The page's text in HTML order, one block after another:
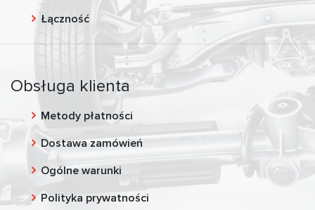
Łączność
Obsługa klienta
Metody płatności
Dostawa zamówień
Ogólne warunki
Polityka prywatności